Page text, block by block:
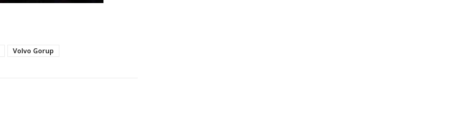
Volvo Gorup